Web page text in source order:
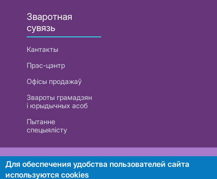
Зваротная
сувязь
Кантакты
Прэс-цэнтр
Офісы продажаў
Звароты грамадзян
і юрыдычных асоб
Пытанне
спецыялісту
РУП «Белтэлекам». УНП 101007741
Для обеспечения удобства пользователей сайта
используются cookies